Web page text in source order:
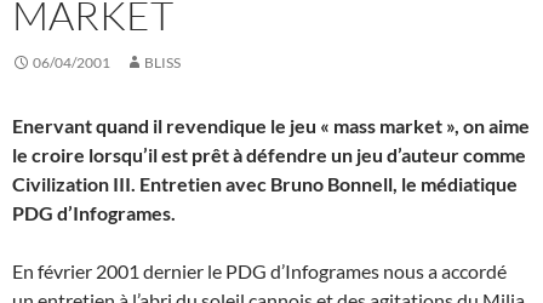
MARKET
06/04/2001 BLISS
Enervant quand il revendique le jeu « mass market », on aime
le croire lorsqu’il est prêt à défendre un jeu d’auteur comme
Civilization III. Entretien avec Bruno Bonnell, le médiatique
PDG d’Infogrames.
En février 2001 dernier le PDG d’Infogrames nous a accordé